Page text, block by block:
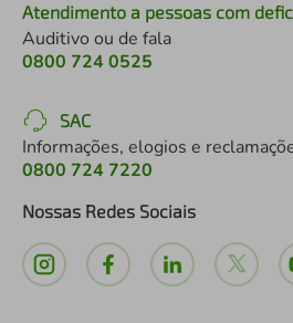
Atendimento a pessoas com
Auditivo ou de fala
0800 724 0525
SAC
Informações, elogios e
0800 724 7220
Nossas Redes Sociais